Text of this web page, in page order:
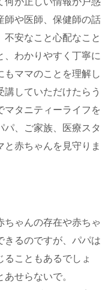
師や医師、保健師の話
不安なこと心配なこと
、わかりやすく丁寧に
もママのことを理解し
していただけたらう
マタニティーライフを
、ご家族、医療スタ
赤ちゃんを見守りま
ちゃんの存在や赤ちゃ
きるのですが、パパは
こともあるでしょ
せらないで。